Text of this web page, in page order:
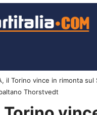
il Torino vince in rimonta sul
Thorstvedt